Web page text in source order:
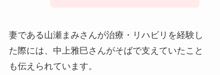
妻である山瀬まみさんが治療・リハビリを経験し
た際には、中上雅巳さんがそばで支えていたこと
も伝えられています。